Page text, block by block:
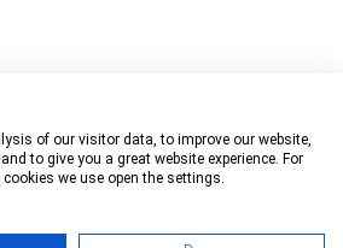
E-Mail:cts@cargobull.com
of our visitor data, to improve our website,
to give you a great website experience. For
we use open the settings.